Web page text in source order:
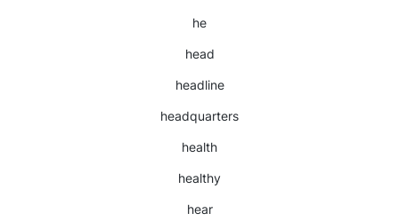
he
head
headline
headquarters
health
healthy
hear